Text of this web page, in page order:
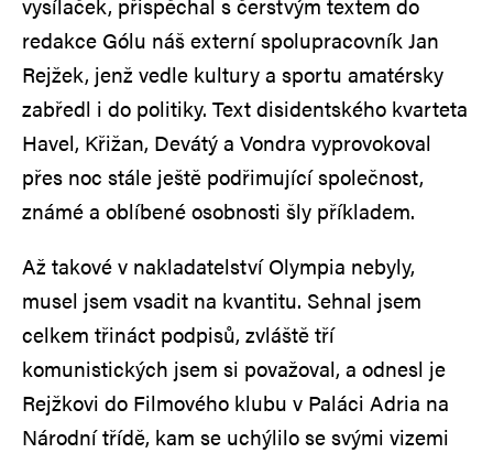
redakce Gólu náš externí spolupracovník Jan
Rejžek, jenž vedle kultury a sportu amatérsky
zabředl i do politiky. Text disidentského kvarteta
Havel, Křižan, Devátý a Vondra vyprovokoval
přes noc stále ještě podřimující společnost,
známé a oblíbené osobnosti šly příkladem.
Až takové v nakladatelství Olympia nebyly,
musel jsem vsadit na kvantitu. Sehnal jsem
celkem třináct podpisů, zvláště tří
komunistických jsem si považoval, a odnesl je
Rejžkovi do Filmového klubu v Paláci Adria na
Národní třídě, kam se uchýlilo se svými vizemi